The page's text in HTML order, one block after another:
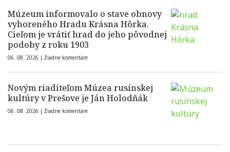
Múzeum informovalo o stave obnovy
vyhoreného Hradu Krásna Hôrka.
Cieľom je vrátiť hrad do jeho pôvodnej
podoby z roku 1903
06. 08. 2026 | Žiadne komentáre
Novým riaditeľom Múzea rusínskej
kultúry v Prešove je Ján Holodňák
06. 08. 2026 | Žiadne komentáre